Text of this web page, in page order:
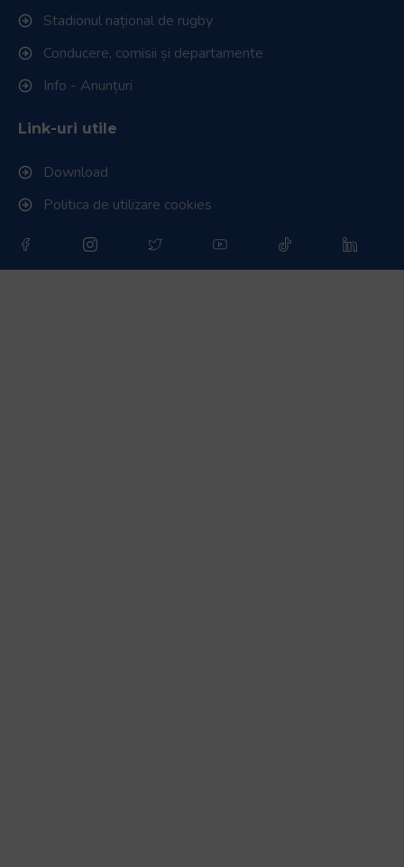
Stadionul național de rugby
Conducere, comisii și departamente
Info - Anunțuri
Link-uri utile
Download
Politica de utilizare cookies